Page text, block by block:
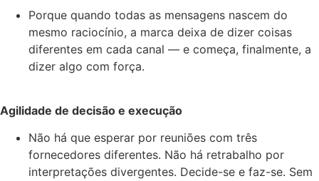
Porque quando todas as mensagens nascem do
mesmo raciocínio, a marca deixa de dizer coisas
diferentes em cada canal — e começa, finalmente, a
dizer algo com força.
Agilidade de decisão e execução
Não há que esperar por reuniões com três
fornecedores diferentes. Não há retrabalho por
interpretações divergentes. Decide-se e faz-se. Sem